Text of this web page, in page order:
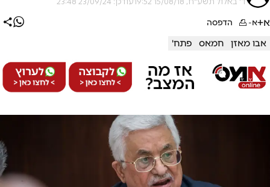
א+א- הדפסה
אבו מאזן חמאס פתח'